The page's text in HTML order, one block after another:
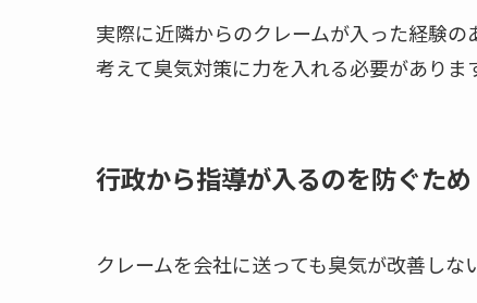
実際に近隣からのクレームが入った経験
考えて臭気対策に力を入れる必要がありま
行政から指導が入るのを防ぐため
クレームを会社に送っても臭気が改善しな